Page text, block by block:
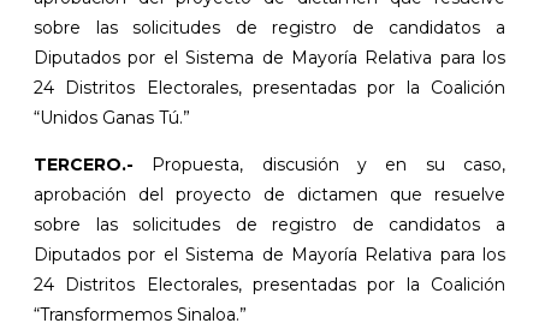
sobre las solicitudes de registro de candidatos a
Diputados por el Sistema de Mayoría Relativa para los
24 Distritos Electorales, presentadas por la Coalición
“Unidos Ganas Tú.”
TERCERO.- Propuesta, discusión y en su caso,
aprobación del proyecto de dictamen que resuelve
sobre las solicitudes de registro de candidatos a
Diputados por el Sistema de Mayoría Relativa para los
24 Distritos Electorales, presentadas por la Coalición
“Transformemos Sinaloa.”